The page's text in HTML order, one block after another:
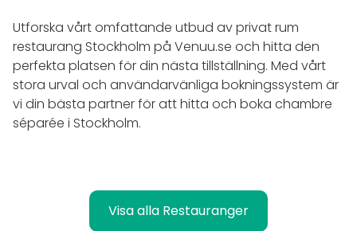
Utforska vårt omfattande utbud av privat rum
restaurang Stockholm på Venuu.se och hitta den
perfekta platsen för din nästa tillställning. Med vårt
stora urval och användarvänliga bokningssystem är
vi din bästa partner för att hitta och boka chambre
séparée i Stockholm.
Visa alla Restauranger